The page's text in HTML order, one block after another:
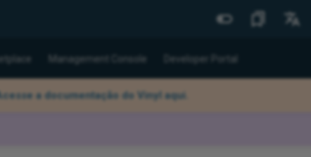
Mais Sites
Jitterbit Website
English
Management Console Developer Portal
a documentação do Vinyl aqui.